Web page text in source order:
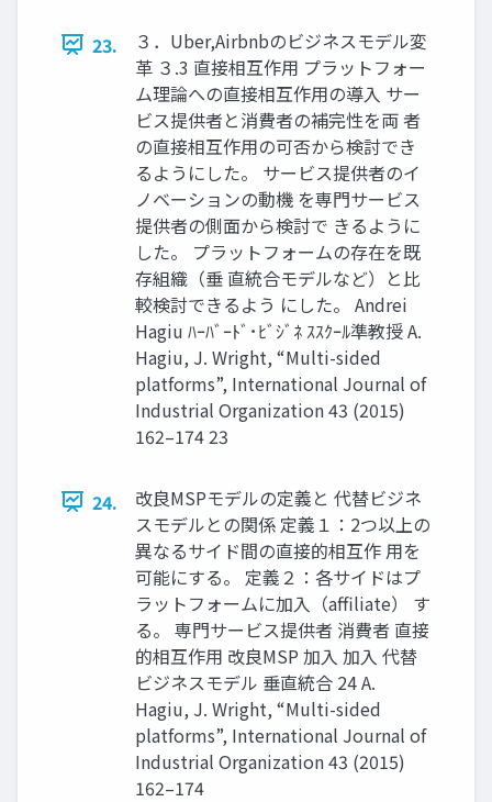
23.
３．Uber,Airbnbのビジネスモデル変
革 ３.3 直接相互作用 プラットフォー
ム理論への直接相互作用の導入 サー
ビス提供者と消費者の補完性を両 者
の直接相互作用の可否から検討でき
るようにした。 サービス提供者のイ
ノベーションの動機 を専門サービス
提供者の側面から検討で きるように
した。 プラットフォームの存在を既
存組織（垂 直統合モデルなど）と比
較検討できるよう にした。 Andrei
Hagiu ﾊｰﾊﾞｰﾄﾞ･ﾋﾞｼﾞﾈ ｽｽｸｰﾙ準教授 A.
Hagiu, J. Wright, “Multi-sided
platforms”, International Journal of
Industrial Organization 43 (2015)
162–174 23
24.
改良MSPモデルの定義と 代替ビジネ
スモデルとの関係 定義１：2つ以上の
異なるサイド間の直接的相互作 用を
可能にする。 定義２：各サイドはプ
ラットフォームに加入（affiliate） す
る。 専門サービス提供者 消費者 直接
的相互作用 改良MSP 加入 加入 代替
ビジネスモデル 垂直統合 24 A.
Hagiu, J. Wright, “Multi-sided
platforms”, International Journal of
Industrial Organization 43 (2015)
162–174